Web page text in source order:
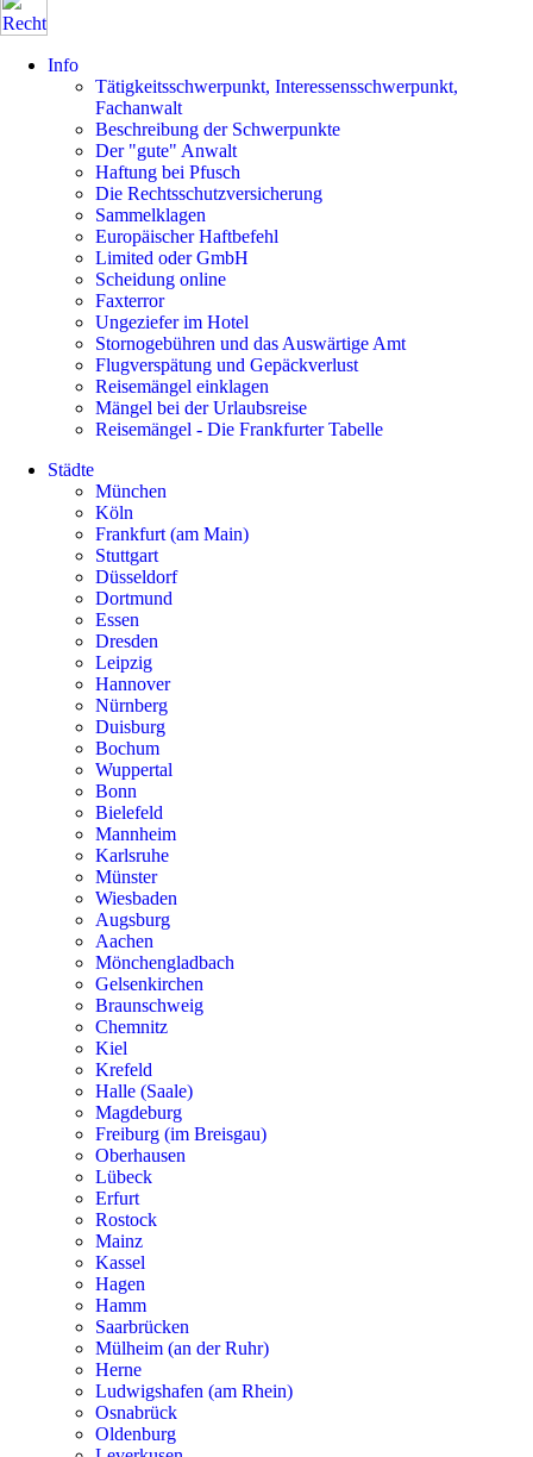
Info
Tätigkeitsschwerpunkt, Interessensschwerpunkt,
Fachanwalt
Beschreibung der Schwerpunkte
Der "gute" Anwalt
Haftung bei Pfusch
Die Rechtsschutzversicherung
Sammelklagen
Europäischer Haftbefehl
Limited oder GmbH
Scheidung online
Faxterror
Ungeziefer im Hotel
Stornogebühren und das Auswärtige Amt
Flugverspätung und Gepäckverlust
Reisemängel einklagen
Mängel bei der Urlaubsreise
Reisemängel - Die Frankfurter Tabelle
Städte
München
Köln
Frankfurt (am Main)
Stuttgart
Düsseldorf
Dortmund
Essen
Dresden
Leipzig
Hannover
Nürnberg
Duisburg
Bochum
Wuppertal
Bonn
Bielefeld
Mannheim
Karlsruhe
Münster
Wiesbaden
Augsburg
Aachen
Mönchengladbach
Gelsenkirchen
Braunschweig
Chemnitz
Kiel
Krefeld
Halle (Saale)
Magdeburg
Freiburg (im Breisgau)
Oberhausen
Lübeck
Erfurt
Rostock
Mainz
Kassel
Hagen
Hamm
Saarbrücken
Mülheim (an der Ruhr)
Herne
Ludwigshafen (am Rhein)
Osnabrück
Oldenburg